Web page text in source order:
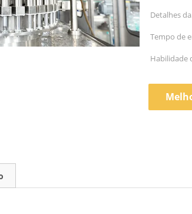
Detalhes da
embalagem:
Tempo de
Habilidade